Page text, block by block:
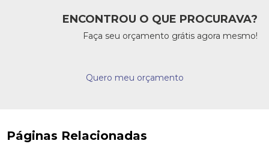
ENCONTROU O QUE PROCURAVA?
Faça seu orçamento grátis agora mesmo!
Quero meu orçamento
Páginas Relacionadas